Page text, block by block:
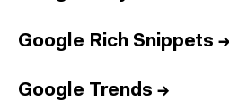
Google Rich Snippets →
Google Trends →